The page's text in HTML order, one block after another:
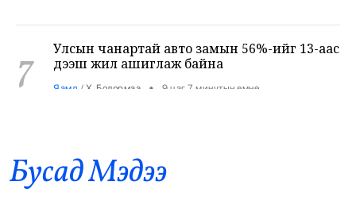
7
дээш жил ашиглаж байна
Яамд /Х. Болормаа • 9 цаг 7 минутын өмнө
Бусад Mэдээ